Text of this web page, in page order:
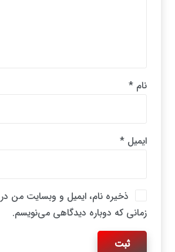
نام *
ایمیل *
ذخیره نام، ایمیل و وبسایت من در
زمانی که دوباره دیدگاهی می‌نویسم.